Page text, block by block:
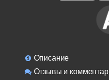
Описание
Отзывы и